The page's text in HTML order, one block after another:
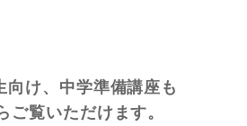
向け、中学準備講座も
ご覧いただけます。